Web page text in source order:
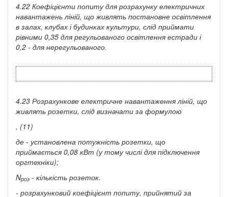
4.22 Коефіцієнти попиту для розрахунку електричних
навантажень ліній, що живлять постановне освітлення
в залах, клубах і будинках культури, слід приймати
рівними 0,35 для регульованого освітлення естради і
0,2 - для нерегульованого.
4.23 Розрахункове електричне навантаження ліній, що
живлять розетки, слід визначати за формулою
, (11)
де - установлена потужність розетки, що
приймається 0,08 кВт (у тому числі для підключення
оргтехніки);
Nроз - кількість розеток.
- розрахунковий коефіцієнт попиту, прийнятий за